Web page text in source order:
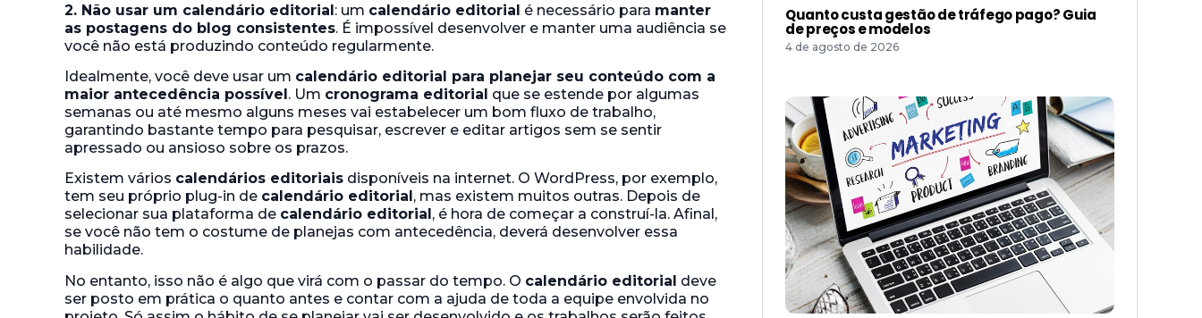
2. Não usar um calendário editorial: um calendário editorial é necessário para manter
as postagens do blog consistentes. É impossível desenvolver e manter uma audiência se
você não está produzindo conteúdo regularmente.
Idealmente, você deve usar um calendário editorial para planejar seu conteúdo com a
maior antecedência possível. Um cronograma editorial que se estende por algumas
semanas ou até mesmo alguns meses vai estabelecer um bom fluxo de trabalho,
garantindo bastante tempo para pesquisar, escrever e editar artigos sem se sentir
apressado ou ansioso sobre os prazos.
Existem vários calendários editoriais disponíveis na internet. O WordPress, por exemplo,
tem seu próprio plug-in de calendário editorial , mas existem muitos outras. Depois de
selecionar sua plataforma de calendário editorial , é hora de começar a construí-la. Afinal,
se você não tem o costume de planejas com antecedência, deverá desenvolver essa
habilidade.
No entanto, isso não é algo que virá com o passar do tempo. O calendário editorial deve
ser posto em prática o quanto antes e contar com a ajuda de toda a equipe envolvida no
Quanto custa gestão de tráfego pago? Guia
de preços e modelos
4 de agosto de 2026